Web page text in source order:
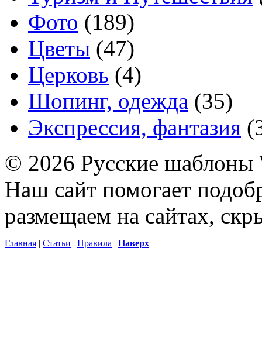
Фото (189)
Цветы (47)
Церковь (4)
Шопинг, одежда (35)
Экспрессия, фантазия
© 2026 Русские шаблоны
Наш сайт помогает
размещаем на сайтах,
Главная | Статьи | Правила | Наверх